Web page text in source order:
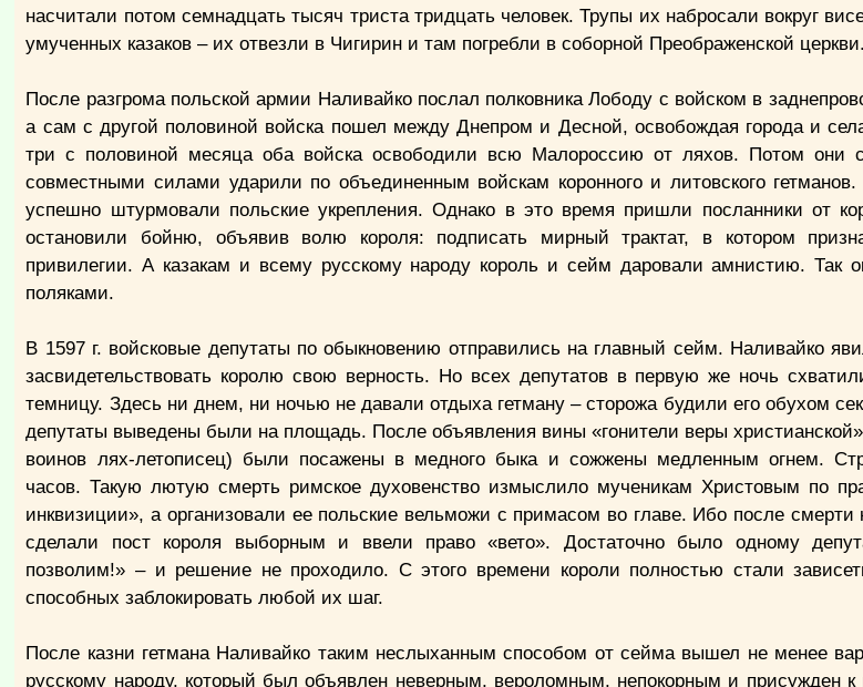
насчитали потом семнадцать тысяч триста тридцать человек. Трупы их набросали вокруг
умученных казаков – их отвезли в Чигирин и там погребли в соборной Преображенской церкви.
После разгрома польской армии Наливайко послал полковника Лободу с войском в
а сам с другой половиной войска пошел между Днепром и Десной, освобождая города и
три с половиной месяца оба войска освободили всю Малороссию от ляхов. Потом они
совместными силами ударили по объединенным войскам коронного и литовского
успешно штурмовали польские укрепления. Однако в это время пришли посланники от
остановили бойню, объявив волю короля: подписать мирный трактат, в котором
привилегии. А казакам и всему русскому народу король и сейм даровали амнистию. Так
поляками.
В 1597 г. войсковые депутаты по обыкновению отправились на главный сейм. Наливайко
засвидетельствовать королю свою верность. Но всех депутатов в первую же ночь
темницу. Здесь ни днем, ни ночью не давали отдыха гетману – сторожа будили его обухом
депутаты выведены были на площадь. После объявления вины «гонители веры
воинов лях-летописец) были посажены в медного быка и сожжены медленным огнем.
часов. Такую лютую смерть римское духовенство измыслило мученикам Христовым по
инквизиции», а организовали ее польские вельможи с примасом во главе. Ибо после
сделали пост короля выборным и ввели право «вето». Достаточно было одному
позволим!» – и решение не проходило. С этого времени короли полностью стали
способных заблокировать любой их шаг.
После казни гетмана Наливайко таким неслыханным способом от сейма вышел не менее
русскому народу, который был объявлен неверным, вероломным, непокорным и присужден к